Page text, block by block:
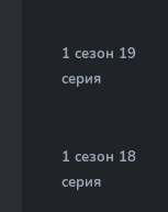
1 сезон 19
серия
1 сезон 18
серия